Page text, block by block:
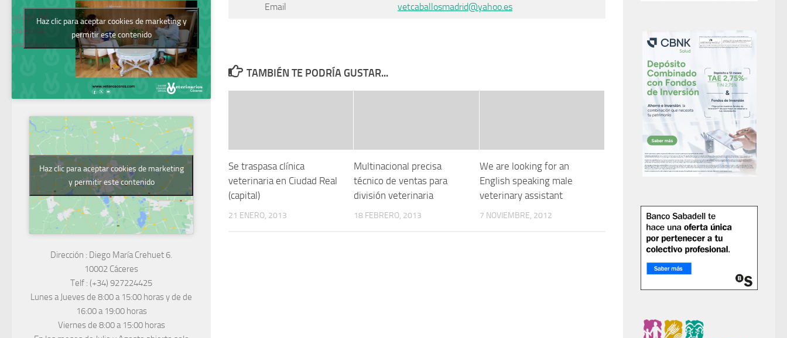
Email vetcaballosmadrid@yahoo.es
TAMBIÉN TE PODRÍA GUSTAR...
Se traspasa clínica
veterinaria en Ciudad Real
(capital)
21 ENERO, 2013
Multinacional precisa
técnico de ventas para
división veterinaria
18 FEBRERO, 2013
We are looking for an
English speaking male
veterinary assistant
7 NOVIEMBRE, 2012
Podcast del
Colegio de
Veterinarios
Haz clic para aceptar cookies de marketing y
permitir este contenido
Haz clic para aceptar cookies de marketing
y permitir este contenido
Dirección : Diego María Crehuet 6.
10002 Cáceres
Telf : (+34) 927224425
Lunes a Jueves de 8:00 a 15:00 horas y de de
16:00 a 19:00 horas
Viernes de 8:00 a 15:00 horas